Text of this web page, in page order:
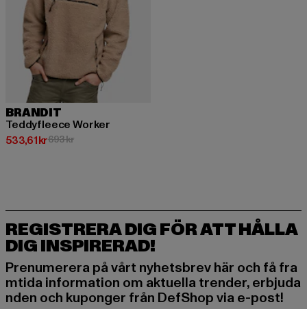
BRANDIT
Teddyfleece Worker
533,61 kr
Nuvarande pris: 533,61 kr
693 krKampanjpris: 693 kr
REGISTRERA DIG FÖR ATT HÅLLA
DIG INSPIRERAD!
Prenumerera på vårt nyhetsbrev här och få fra
mtida information om aktuella trender, erbjuda
nden och kuponger från DefShop via e-post!